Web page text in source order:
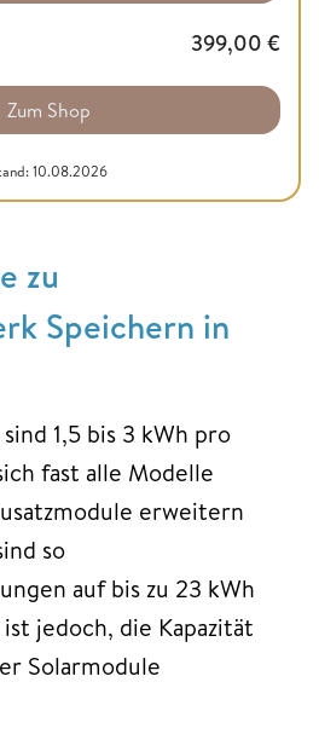
399,00 €
Zum Shop
10.08.2026
zu
Speichern in
1,5 bis 3 kWh pro
fast alle Modelle
erweitern
so
auf bis zu 23 kWh
jedoch, die Kapazität
Solarmodule